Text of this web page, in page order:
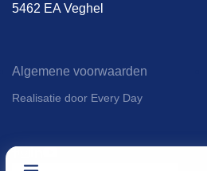
5462 EA Veghel
Algemene voorwaarden
Realisatie door Every Day